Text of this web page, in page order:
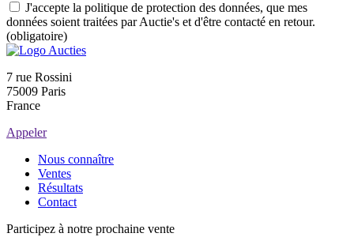
J'accepte la politique de protection des données, que mes
données soient traitées par Auctie's et d'être contacté en retour.
(obligatoire)
7 rue Rossini
75009 Paris
France
Appeler
Nous connaître
Ventes
Résultats
Contact
Participez à notre prochaine vente